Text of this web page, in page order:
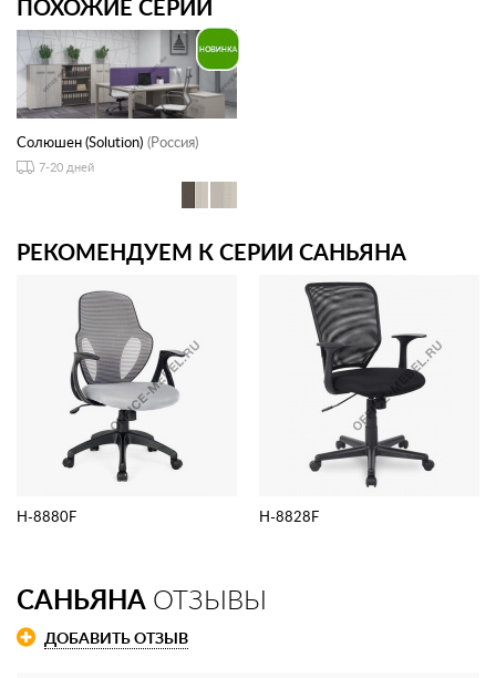
ПОХОЖИЕ СЕРИИ
Солюшен (Solution) (Россия)
7-20 дней
РЕКОМЕНДУЕМ К СЕРИИ САНЬЯНА
H-8880F H-8828F
САНЬЯНА ОТЗЫВЫ
ДОБАВИТЬ ОТЗЫВ